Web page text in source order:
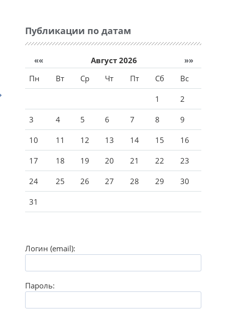
Публикации по датам
«« Август 2026
»»
Пн
Вт Ср Чт Пт Сб Вс
1 2
3 4 5 6 7 8 9
10 11 12 13 14 15 16
17 18 19 20 21 22 23
24 25 26 27 28 29 30
31
Логин (email):
Пароль: